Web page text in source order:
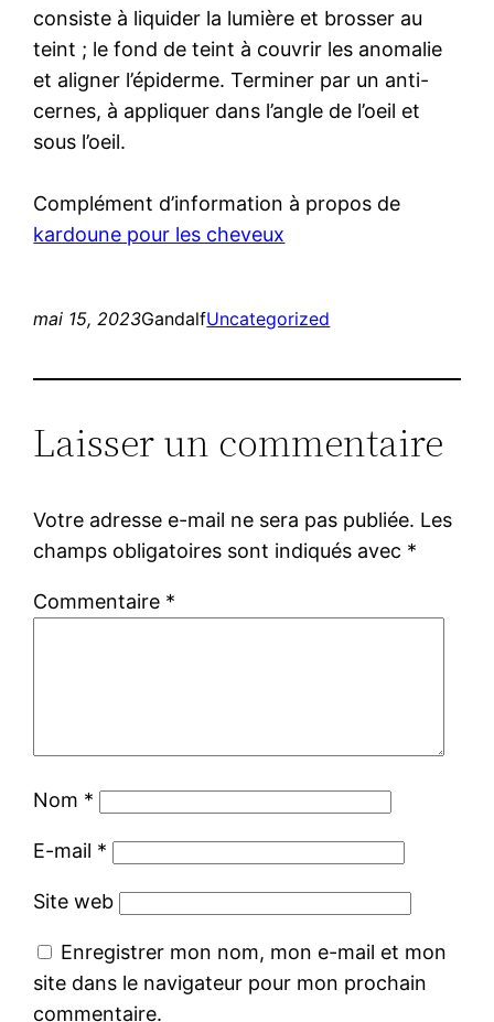
consiste à liquider la lumière et brosser au
teint ; le fond de teint à couvrir les anomalie
et aligner l’épiderme. Terminer par un anti-
cernes, à appliquer dans l’angle de l’oeil et
sous l’oeil.
Complément d’information à propos de
kardoune pour les cheveux
mai 15, 2023GandalfUncategorized
Laisser un commentaire
Votre adresse e-mail ne sera pas publiée. Les
champs obligatoires sont indiqués avec *
Commentaire *
Nom *
E-mail *
Site web
Enregistrer mon nom, mon e-mail et mon
site dans le navigateur pour mon prochain
commentaire.